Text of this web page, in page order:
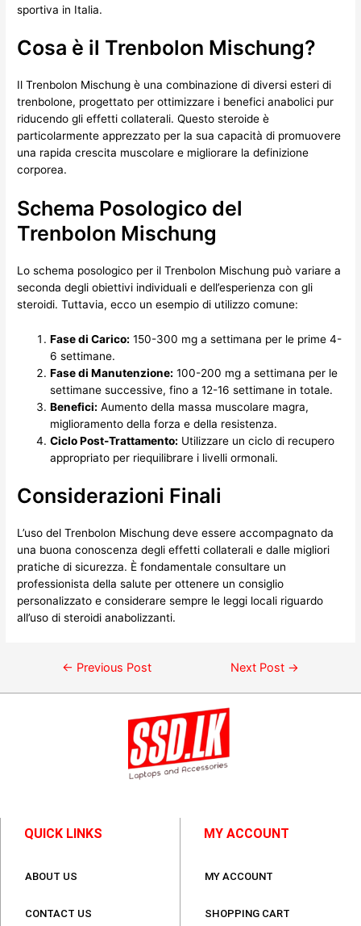
sportiva in Italia.
Cosa è il Trenbolon Mischung?
Il Trenbolon Mischung è una combinazione di diversi esteri di
trenbolone, progettato per ottimizzare i benefici anabolici pur
riducendo gli effetti collaterali. Questo steroide è
particolarmente apprezzato per la sua capacità di promuovere
una rapida crescita muscolare e migliorare la definizione
corporea.
Schema Posologico del
Trenbolon Mischung
Lo schema posologico per il Trenbolon Mischung può variare a
seconda degli obiettivi individuali e dell’esperienza con gli
steroidi. Tuttavia, ecco un esempio di utilizzo comune:
Fase di Carico: 150-300 mg a settimana per le prime 4-
6 settimane.
Fase di Manutenzione: 100-200 mg a settimana per le
settimane successive, fino a 12-16 settimane in totale.
Benefici: Aumento della massa muscolare magra,
miglioramento della forza e della resistenza.
Ciclo Post-Trattamento: Utilizzare un ciclo di recupero
appropriato per riequilibrare i livelli ormonali.
Considerazioni Finali
L’uso del Trenbolon Mischung deve essere accompagnato da
una buona conoscenza degli effetti collaterali e dalle migliori
pratiche di sicurezza. È fondamentale consultare un
professionista della salute per ottenere un consiglio
personalizzato e considerare sempre le leggi locali riguardo
all’uso di steroidi anabolizzanti.
← Previous Post Next Post →
QUICK LINKS
ABOUT US
CONTACT US
MY ACCOUNT
MY ACCOUNT
SHOPPING CART